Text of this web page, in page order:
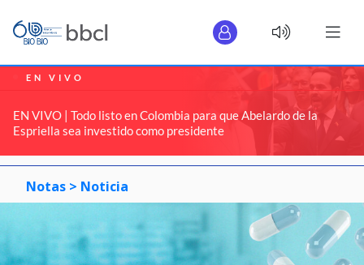
EN VIVO
EN VIVO | Todo listo en Colombia para que Abelardo de la
Espriella sea investido como presidente
Notas > Noticia